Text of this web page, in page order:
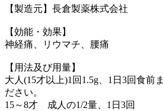
【製造元】長倉製薬株式会社
【効能・効果】
神経痛、リウマチ、腰痛
【用法及び用量】
大人(15才以上)1回1.5g、1日3回食前
ださい。
15～8才 成人の1/2量、1日3回